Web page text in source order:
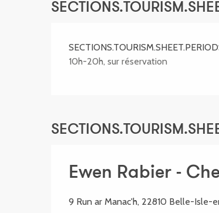
10h-20h, sur réservation
Ewen Rabier -
9 Run ar Manac'h, 22810 Belle-Isle-